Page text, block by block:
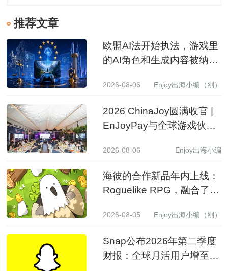
推荐文章
欧盟AI法开始执法，游戏里
的AI角色和生成内容被纳入
2026-08-06 Enjoy出海小编（刚）
2026 ChinaJoy圆满收官 |
EnJoyPay与全球游戏伙伴
2026-08-06 Enjoy出海小编
海彼的合作新品年内上线：
Roguelike RPG，融合了
2026-08-05 Enjoy出海小编（刚）
Snap公布2026年第二季度
财报：全球月活用户增至